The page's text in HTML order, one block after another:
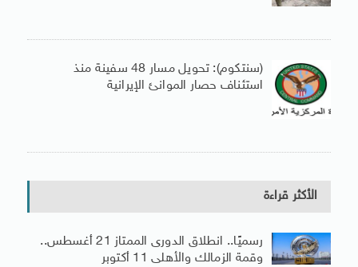
(سنتكوم): تحويل مسار 48 سفينة منذ
استئناف حصار الموانئ الإيرانية
الأكثر قراءة
رسميًا.. انطلاق الدورى الممتاز 21 أغسطس..
وقمة الزمالك والأهلى 11 أكتوبر